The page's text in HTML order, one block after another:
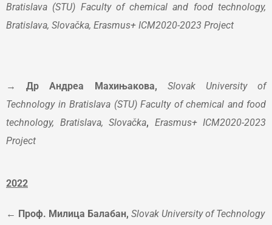
Bratislava (STU) Faculty of chemical and food technology,
Bratislava, Slovačka, Erasmus+ ICM2020-2023 Project
→ Др Андреа Махињакова, Slovak University of
Technology in Bratislava (STU) Faculty of chemical and food
technology, Bratislava, Slovačka, Erasmus+ ICM2020-2023
Project
2022
← Проф. Милица Балабан, Slovak University of Technology